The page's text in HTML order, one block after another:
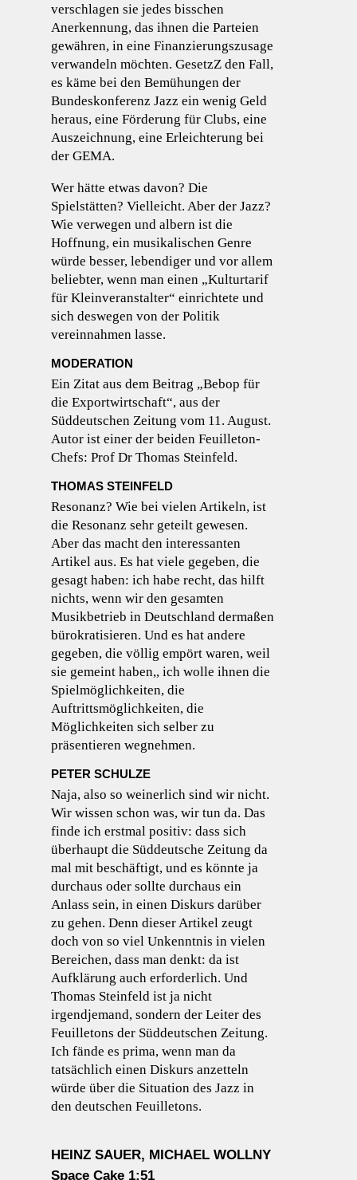
verschlagen sie jedes bisschen
Anerkennung, das ihnen die Parteien
gewähren, in eine Finanzierungszusage
verwandeln möchten. GesetzZ den Fall,
es käme bei den Bemühungen der
Bundeskonferenz Jazz ein wenig Geld
heraus, eine Förderung für Clubs, eine
Auszeichnung, eine Erleichterung bei
der GEMA.
Wer hätte etwas davon? Die
Spielstätten? Vielleicht. Aber der Jazz?
Wie verwegen und albern ist die
Hoffnung, ein musikalischen Genre
würde besser, lebendiger und vor allem
beliebter, wenn man einen „Kulturtarif
für Kleinveranstalter“ einrichtete und
sich deswegen von der Politik
vereinnahmen lasse.
MODERATION
Ein Zitat aus dem Beitrag „Bebop für
die Exportwirtschaft“, aus der
Süddeutschen Zeitung vom 11. August.
Autor ist einer der beiden Feuilleton-
Chefs: Prof Dr Thomas Steinfeld.
THOMAS STEINFELD
Resonanz? Wie bei vielen Artikeln, ist
die Resonanz sehr geteilt gewesen.
Aber das macht den interessanten
Artikel aus. Es hat viele gegeben, die
gesagt haben: ich habe recht, das hilft
nichts, wenn wir den gesamten
Musikbetrieb in Deutschland dermaßen
bürokratisieren. Und es hat andere
gegeben, die völlig empört waren, weil
sie gemeint haben,, ich wolle ihnen die
Spielmöglichkeiten, die
Auftrittsmöglichkeiten, die
Möglichkeiten sich selber zu
präsentieren wegnehmen.
PETER SCHULZE
Naja, also so weinerlich sind wir nicht.
Wir wissen schon was, wir tun da. Das
finde ich erstmal positiv: dass sich
überhaupt die Süddeutsche Zeitung da
mal mit beschäftigt, und es könnte ja
durchaus oder sollte durchaus ein
Anlass sein, in einen Diskurs darüber
zu gehen. Denn dieser Artikel zeugt
doch von so viel Unkenntnis in vielen
Bereichen, dass man denkt: da ist
Aufklärung auch erforderlich. Und
Thomas Steinfeld ist ja nicht
irgendjemand, sondern der Leiter des
Feuilletons der Süddeutschen Zeitung.
Ich fände es prima, wenn man da
tatsächlich einen Diskurs anzetteln
würde über die Situation des Jazz in
den deutschen Feuilletons.
HEINZ SAUER, MICHAEL WOLLNY
Space Cake 1:51